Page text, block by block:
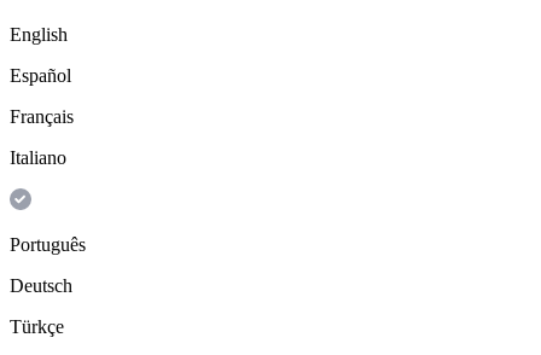
English
Español
Français
Italiano
Português
Deutsch
Türkçe